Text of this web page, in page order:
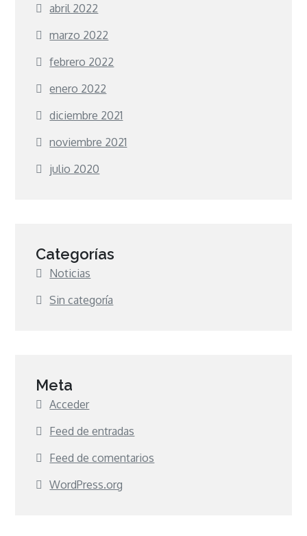
abril 2022
marzo 2022
febrero 2022
enero 2022
diciembre 2021
noviembre 2021
julio 2020
Categorías
Noticias
Sin categoría
Meta
Acceder
Feed de entradas
Feed de comentarios
WordPress.org